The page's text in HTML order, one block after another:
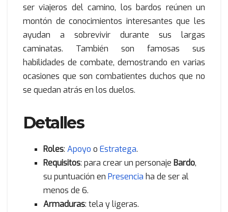
ser viajeros del camino, los bardos reúnen un
montón de conocimientos interesantes que les
ayudan a sobrevivir durante sus largas
caminatas. También son famosas sus
habilidades de combate, demostrando en varias
ocasiones que son combatientes duchos que no
se quedan atrás en los duelos.
Detalles
Roles: Apoyo o Estratega.
Requisitos: para crear un personaje Bardo,
su puntuación en Presencia ha de ser al
menos de 6.
Armaduras: tela y ligeras.